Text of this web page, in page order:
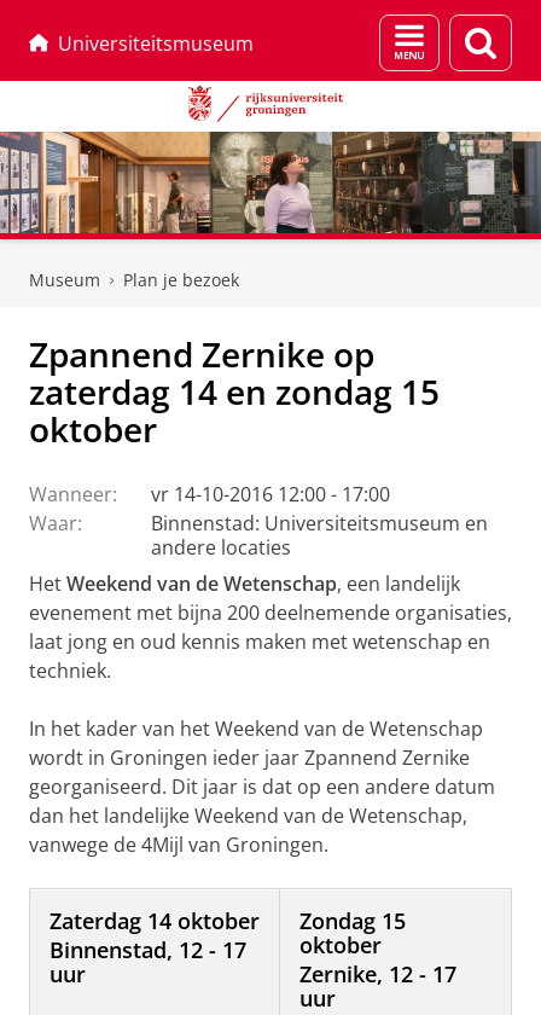
Universiteitsmuseum
Menu
en
Museum Plan je bezoek
Zpannend Zernike op
zaterdag 14 en zondag 15
oktober
Wanneer:
vr 14-10-2016 12:00 - 17:00
Waar:
Binnenstad: Universiteitsmuseum en
andere locaties
HetWeekend van de Wetenschap, een landelijk
evenement met bijna 200 deelnemende organisaties,
laat jong en oud kennis maken met wetenschap en
techniek.
In het kader van het Weekend van de Wetenschap
wordt in Groningen ieder jaar Zpannend Zernike
georganiseerd. Dit jaar is dat op een andere datum
dan het landelijke Weekend van de Wetenschap,
vanwege de 4Mijl van Groningen.
Zaterdag 14 oktober
Binnenstad, 12 - 17
uur
Zondag 15
oktober
Zernike, 12 - 17
uur